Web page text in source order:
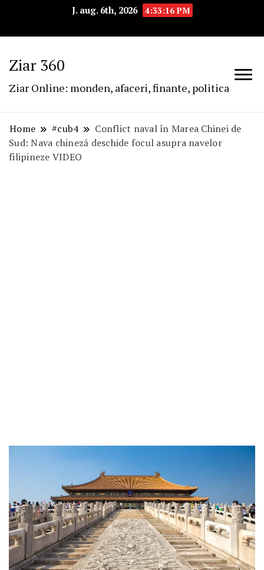
J. aug. 6th, 2026 4:33:17 PM
Ziar 360
Ziar Online: monden, afaceri, finante, politica
Home #cub4
Conflict naval în Marea Chinei de
Sud: Nava chineză deschide focul asupra navelor
filipineze VIDEO